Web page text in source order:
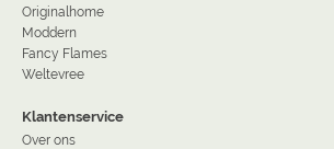
Originalhome
Moddern
Fancy Flames
Weltevree
Klantenservice
Over ons